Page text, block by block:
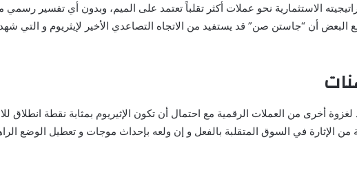
الاستثمارية نحو عملات أكثر تقلباً تعتمد على الميم، وبدون أي تفسير
أخرى من العملات الرقمية مع احتمال أن تكون الإثيريوم بمثابة نقطة انطلاق
في السوق المتقلبة بالفعل و إن ولعه بإحداث موجات و تعطيل الوضع